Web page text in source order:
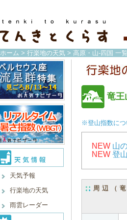
ホーム > 行楽地の天気 > 高原・山-四国 一覧
天気予報
行楽地の天気
雨雲レーダー
竜王
※登山指数につ
NEW 山
NEW 登
周辺（